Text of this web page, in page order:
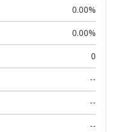
0.00%
0.00%
0
--
--
--